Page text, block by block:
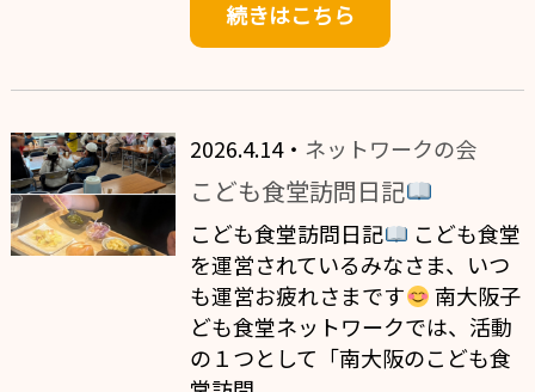
続きはこちら
2026.4.14・ ネットワークの会
こども食堂訪問日記
こども食堂訪問日記
こども食堂
を運営されているみなさま、いつ
も運営お疲れさまです
南大阪子
ども食堂ネットワークでは、活動
の１つとして「南大阪のこども食